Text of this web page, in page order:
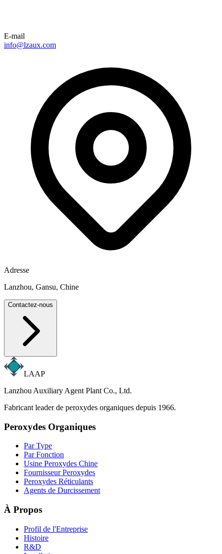
E-mail
info@lzaux.com
Adresse
Lanzhou, Gansu, Chine
Contactez-nous
LAAP
Lanzhou Auxiliary Agent Plant Co., Ltd.
Fabricant leader de peroxydes organiques depuis 1966.
Peroxydes Organiques
Par Type
Par Fonction
Usine Peroxydes Chine
Fournisseur Peroxydes
Peroxydes Réticulants
Agents de Durcissement
À Propos
Profil de l'Entreprise
Histoire
R&D